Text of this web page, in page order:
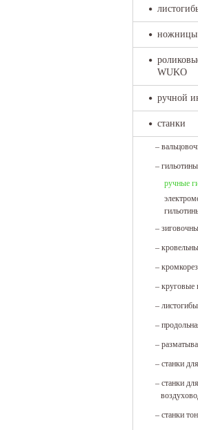
ножницы
WUKO
ручной
станки
–
– гильотины
ручные
–
–
–
–
– листогибы
–
–
– станки
– станки
– станки